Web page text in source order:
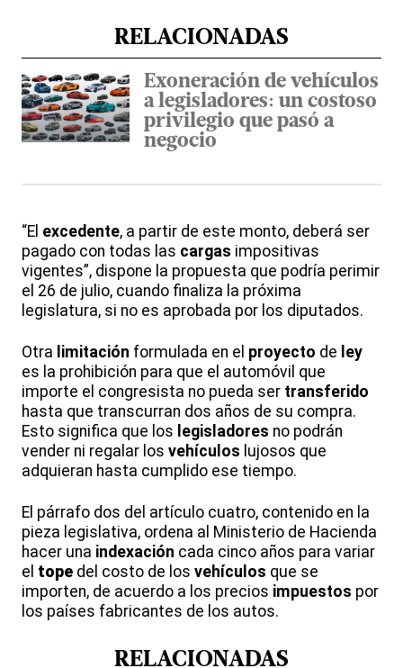
RELACIONADAS
Exoneración de vehículos
a legisladores: un costoso
privilegio que pasó a
negocio
“El excedente, a partir de este monto, deberá ser
pagado con todas las cargas impositivas
vigentes”, dispone la propuesta que podría perimir
el 26 de julio, cuando finaliza la próxima
legislatura, si no es aprobada por los diputados.
Otra limitación formulada en el proyecto de ley
es la prohibición para que el automóvil que
importe el congresista no pueda ser transferido
hasta que transcurran dos años de su compra.
Esto significa que los legisladores no podrán
vender ni regalar los vehículos lujosos que
adquieran hasta cumplido ese tiempo.
El párrafo dos del artículo cuatro, contenido en la
pieza legislativa, ordena al Ministerio de Hacienda
hacer una indexación cada cinco años para variar
el tope del costo de los vehículos que se
importen, de acuerdo a los precios impuestos por
los países fabricantes de los autos.
RELACIONADAS